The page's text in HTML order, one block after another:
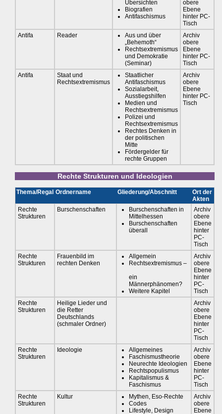
Übersichten
Biografien
Antifaschismus
obere
Ebene
hinter PC-
Tisch
Antifa
Reader
Aus und über
„Behemoth“
Rechtsextremismus
und Demokratie
(Seminar)
Archiv
obere
Ebene
hinter PC-
Tisch
Antifa
Staat und
Rechtsextremismus
Staatlicher
Antifaschismus
Sozialarbeit,
Ausstiegshilfen
Medien und
Rechtsextremismus
Polizei und
Rechtsextremismus
Rechtes Denken in
der politischen
Mitte
Fördergelder für
rechte Gruppen
Archiv
obere
Ebene
hinter PC-
Tisch
Rechte Strukturen und Ideologien
Thema/Regal Ordnername Gliederung/Abschnitt
Ort der
Akten
Rechte
Strukturen
Burschenschaften
Burschenschaften in
Mittelhessen
Burschenschaften
überall
Archiv
obere
Ebene
hinter
PC-
Tisch
Rechte
Strukturen
Frauenbild im
rechten Denken
Allgemein
Rechtsextremismus –
ein
Männerphänomen?
Weitere Kapitel
Archiv
obere
Ebene
hinter
PC-
Tisch
Rechte
Strukturen
Heilige Lieder und
die Retter
Deutschlands
(schmaler Ordner)
Archiv
obere
Ebene
hinter
PC-
Tisch
Rechte
Strukturen
Ideologie
Allgemeines
Faschismustheorie
Neurechte Ideologien
Rechtspopulismus
Kapitalismus &
Faschismus
Archiv
obere
Ebene
hinter
PC-
Tisch
Rechte
Strukturen
Kultur
Mythen, Eso-Rechte
Codes
Lifestyle, Design
Archiv
obere
Ebene